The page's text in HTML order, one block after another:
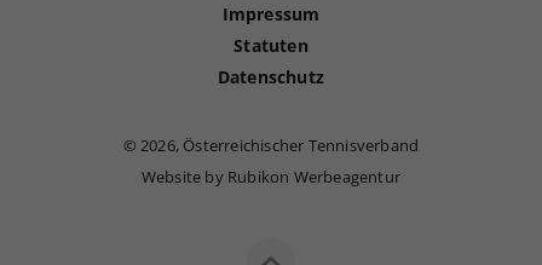
Impressum
Statuten
Datenschutz
©2026, Österreichischer Tennisverband
Website by Rubikon Werbeagentur